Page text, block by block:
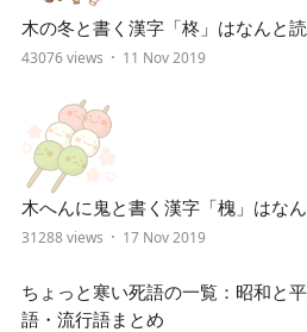
木の冬と書く漢字「柊」はなんと読
43076 views 11 Nov 2019
木へんに鬼と書く漢字「槐」はな
31288 views 17 Nov 2019
ちょっと寒い死語の一覧：昭和と
語・流行語まとめ